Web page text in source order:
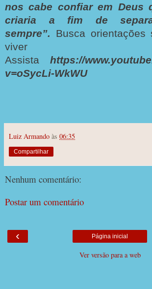
nos cabe confiar em Deus
criaria a fim de
sempre”. Busca orientações
viver
Assista
https://
v=oSycLi-WkWU
Luiz Armando às 06:35
Compartilhar
Nenhum comentário:
Postar um comentário
‹ Página inicial
Ver versão para a web